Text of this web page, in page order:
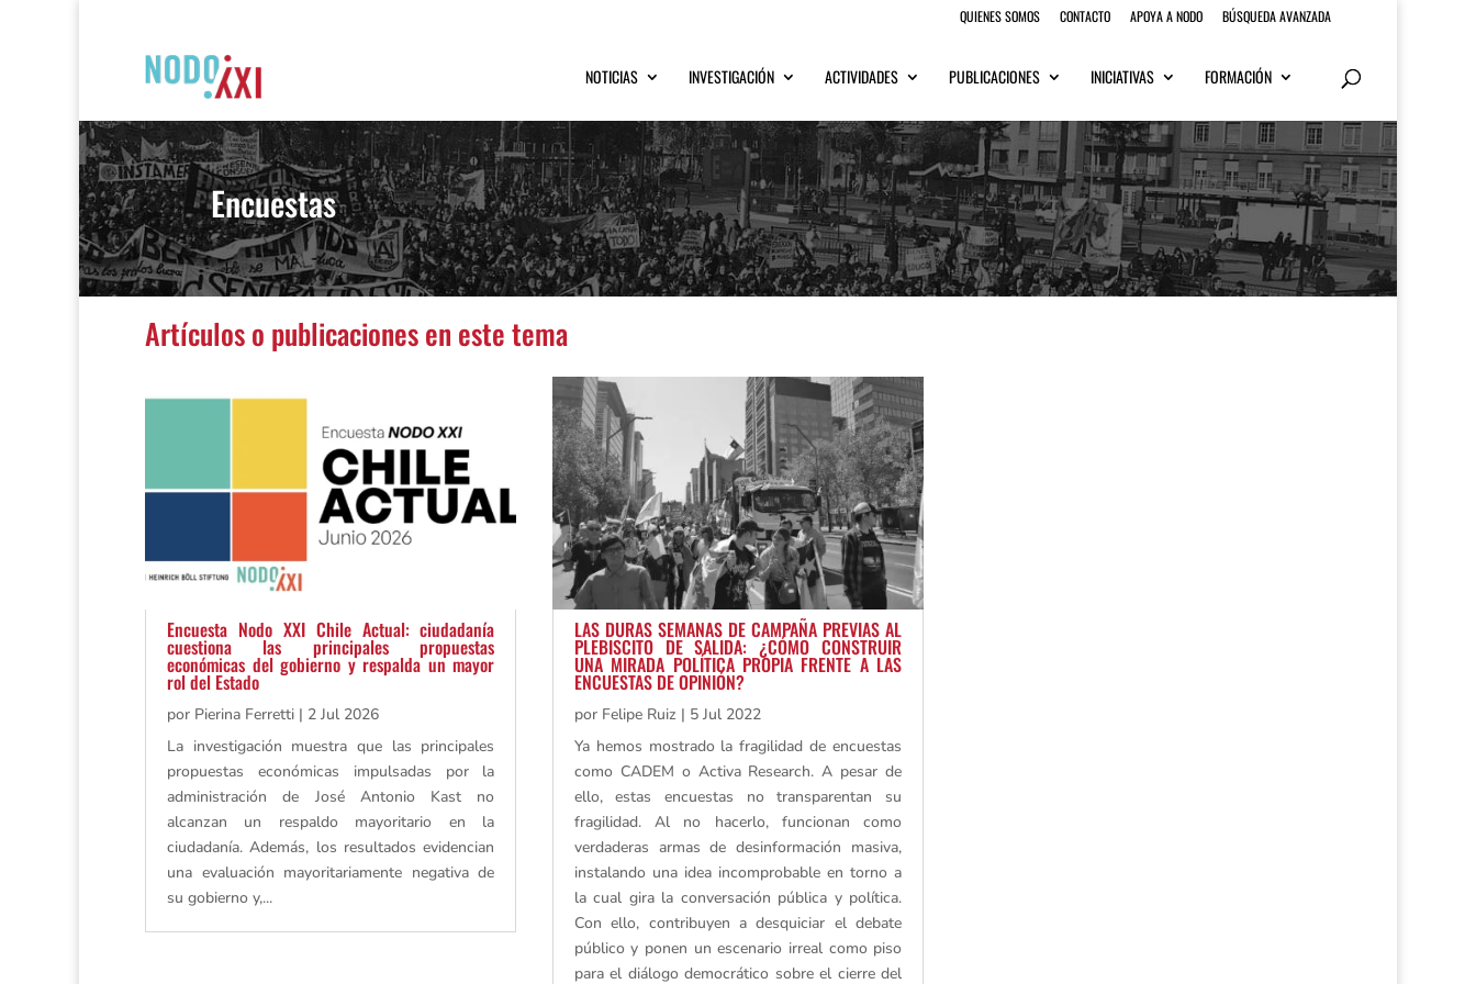
QUIENES SOMOS CONTACTO APOYA A NODO BÚSQUEDA AVANZADA
NOTICIAS INVESTIGACIÓN ACTIVIDADES PUBLICACIONES INICIATIVAS FORMACIÓN
Encuestas
Artículos o publicaciones en este tema
Encuesta Nodo XXI Chile Actual: ciudadanía
cuestiona las principales propuestas
económicas del gobierno y respalda un mayor
rol del Estado
por Pierina Ferretti | 2 Jul 2026
La investigación muestra que las principales
propuestas económicas impulsadas por la
administración de José Antonio Kast no
alcanzan un respaldo mayoritario en la
ciudadanía. Además, los resultados evidencian
una evaluación mayoritariamente negativa de
su gobierno y,...
LAS DURAS SEMANAS DE CAMPAÑA PREVIAS AL
PLEBISCITO DE SALIDA: ¿CÓMO CONSTRUIR
UNA MIRADA POLÍTICA PROPIA FRENTE A LAS
ENCUESTAS DE OPINIÓN?
por Felipe Ruiz | 5 Jul 2022
Ya hemos mostrado la fragilidad de encuestas
como CADEM o Activa Research. A pesar de
ello, estas encuestas no transparentan su
fragilidad. Al no hacerlo, funcionan como
verdaderas armas de desinformación masiva,
instalando una idea incomprobable en torno a
la cual gira la conversación pública y política.
Con ello, contribuyen a desquiciar el debate
público y ponen un escenario irreal como piso
para el diálogo democrático sobre el cierre del